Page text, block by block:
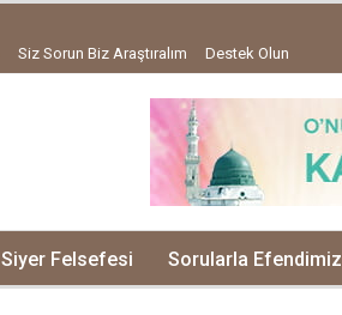
Siz Sorun Biz Araştıralım Destek Olun
Siyer Felsefesi Sorularla Efendimiz